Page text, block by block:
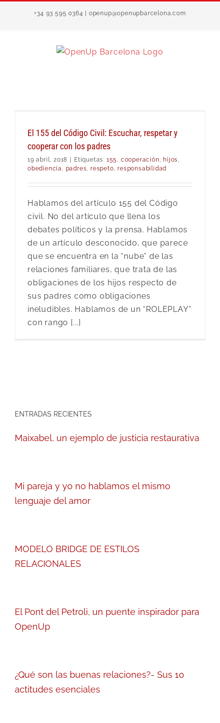
+34 93 595 0364 | openup@openupbarcelona.com
El 155 del Código Civil: Escuchar, respetar y
cooperar con los padres
19 abril, 2018 Etiquetas: 155 , cooperación, hijos,
obediencia , padres,respeto,responsabilidad
Hablamos del artículo 155 del Código
civil. No del artículo que llena los
debates políticos y la prensa. Hablamos
de un artículo desconocido, que parece
que se encuentra en la “nube” de las
relaciones familiares, que trata de las
obligaciones de los hijos respecto de
sus padres como obligaciones
ineludibles. Hablamos de un “ROLEPLAY”
con rango [...]
ENTRADAS RECIENTES
Maixabel, un ejemplo de justicia restaurativa
Mi pareja y yo no hablamos el mismo
lenguaje del amor
MODELO BRIDGE DE ESTILOS
RELACIONALES
El Pont del Petroli, un puente inspirador para
OpenUp
¿Qué son las buenas relaciones?- Sus 10
actitudes esenciales